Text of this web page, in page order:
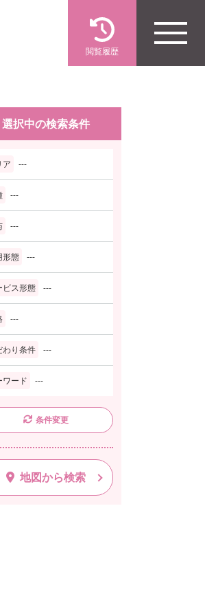
閲覧履歴
選択中の検索条件
ア ---
---
---
形態 ---
ビス形態 ---
---
わり条件 ---
ワード ---
条件変更
地図から検索